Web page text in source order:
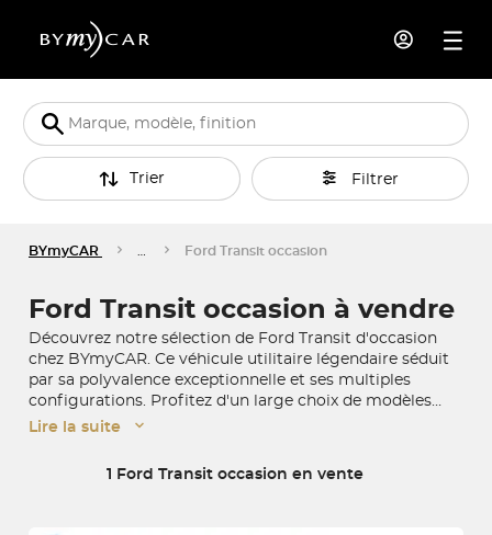
Trier Filtrer
BYmyCAR Ford Transit occasion
Ford Transit occasion à vendre
Découvrez notre sélection de Ford Transit d'occasion
chez BYmyCAR. Ce véhicule utilitaire légendaire séduit
par sa polyvalence exceptionnelle et ses multiples
configurations. Profitez d'un large choix de modèles
disponibles en stock et d'une sécurité d'achat garantie
recherchiez capacité de chargement ou fiabilité, achetez
Lire la suite
1 Ford Transit occasion en vente